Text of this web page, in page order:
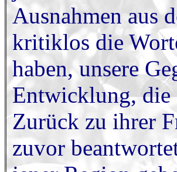
Ausnahmen aus
kritiklos die
haben, unsere
Entwicklung, die
Zurück zu ihrer
zuvor